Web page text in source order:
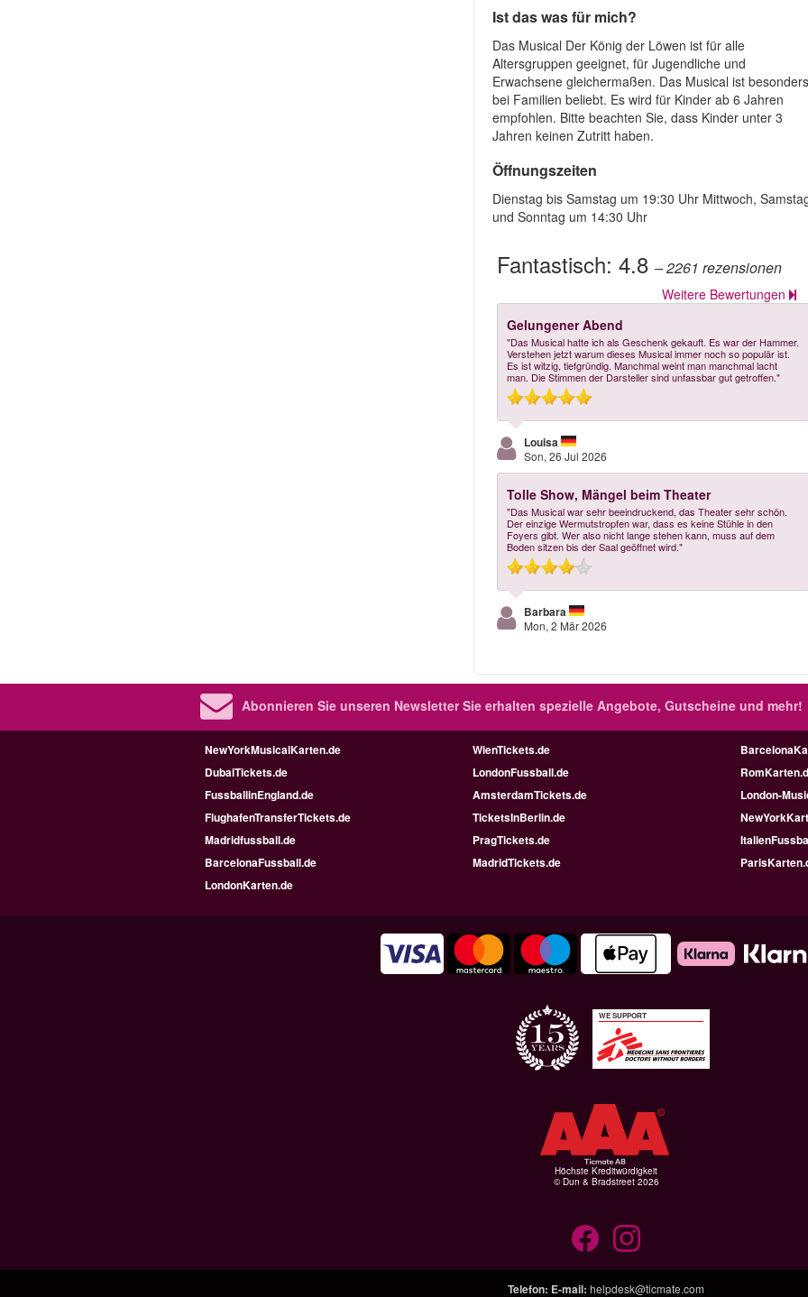
Ist das was für mich?
Das Musical Der König der Löwen ist für alle
Altersgruppen geeignet, für Jugendliche und
Erwachsene gleichermaßen. Das Musical ist
bei Familien beliebt. Es wird für Kinder ab 6 Jahren
empfohlen. Bitte beachten Sie, dass Kinder unter 3
Jahren keinen Zutritt haben.
Öffnungszeiten
Dienstag bis Samstag um 19:30 Uhr Mittwoch,
und Sonntag um 14:30 Uhr
Fantastisch:4.8– 2261rezensionen
Weitere Bewertungen
Gelungener Abend
"Das Musical hatte ich als Geschenk gekauft. Es war der Hammer.
Verstehen jetzt warum dieses Musical immer noch so populär ist.
Es ist witzig, tiefgründig. Manchmal weint man manchmal lacht
man. Die Stimmen der Darsteller sind unfassbar gut getroffen."
Louisa
Son, 26 Jul 2026
Tolle Show, Mängel beim Theater
"Das Musical war sehr beeindruckend, das Theater sehr schön.
Der einzige Wermutstropfen war, dass es keine Stühle in den
Foyers gibt. Wer also nicht lange stehen kann, muss auf dem
Boden sitzen bis der Saal geöffnet wird."
Barbara
Mon, 2 Mär 2026
Abonnieren Sie unseren NewsletterSie erhalten spezielle Angebote, Gutscheine und mehr!
NewYorkMusicalKarten.de WienTickets.de
DubaiTickets.de
LondonFussball.de
FussballinEngland.de
AmsterdamTickets.de
London-
FlughafenTransferTickets.de
TicketsInBerlin.de
Madridfussball.de
PragTickets.de
BarcelonaFussball.de
MadridTickets.de
LondonKarten.de
WE SUPPORT
Höchste Kreditwürdigkeit
© Dun & Bradstreet 2026
Telefon: E-mail: helpdesk@ticmate.com